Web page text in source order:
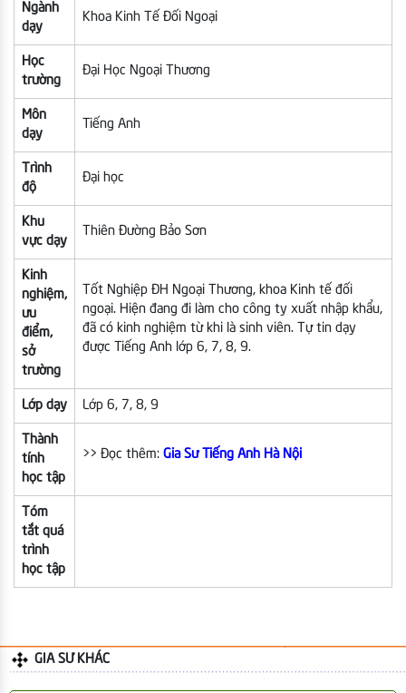
Ngành
dạy
Khoa Kinh Tế Đối Ngoại
Học
trường
Đại Học Ngoại Thương
Môn
dạy
Tiếng Anh
Trình
độ
Đại học
Khu
vực dạy
Thiên Đường Bảo Sơn
Kinh
nghiệm,
ưu
điểm,
sở
trường
Tốt Nghiệp ĐH Ngoại Thương, khoa Kinh tế đối
ngoại. Hiện đang đi làm cho công ty xuất nhập khẩu,
đã có kinh nghiệm từ khi là sinh viên. Tự tin dạy
được Tiếng Anh lớp 6, 7, 8, 9.
Lớp dạy Lớp 6, 7, 8, 9
Thành
tính
học tập
>> Đọc thêm: Gia Sư Tiếng Anh Hà Nội
Tóm
tắt quá
trình
học tập
GIA SƯ KHÁC